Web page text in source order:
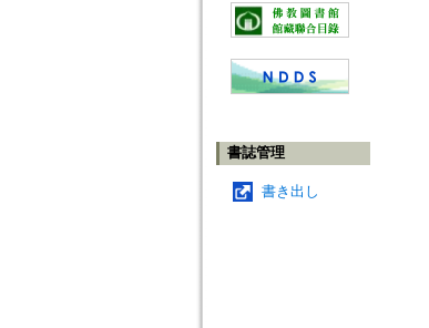
書誌管理
書き出し